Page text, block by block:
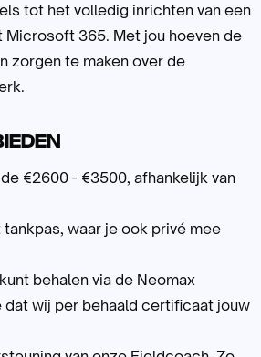
tot het volledig inrichten van een
Microsoft 365. Met jou hoeven de
zorgen te maken over de
€2600 - €3500, afhankelijk van
waar je ook privé mee
behalen via de Neomax
dat wij per behaald certificaat jouw